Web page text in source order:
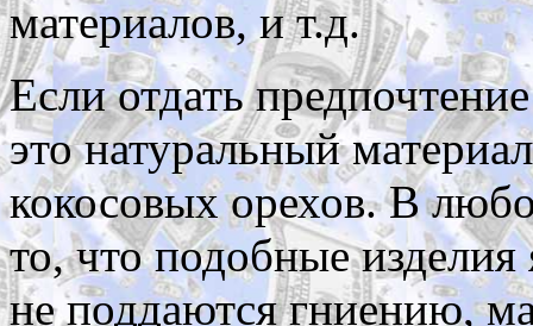
материалов, и т.д.
Если отдать
это натуральный
кокосовых орехов. В
то, что подобные
не поддаются гниению,